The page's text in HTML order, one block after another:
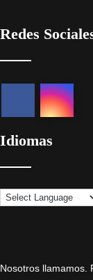
Redes
Idiomas
Nosotros llamamos.